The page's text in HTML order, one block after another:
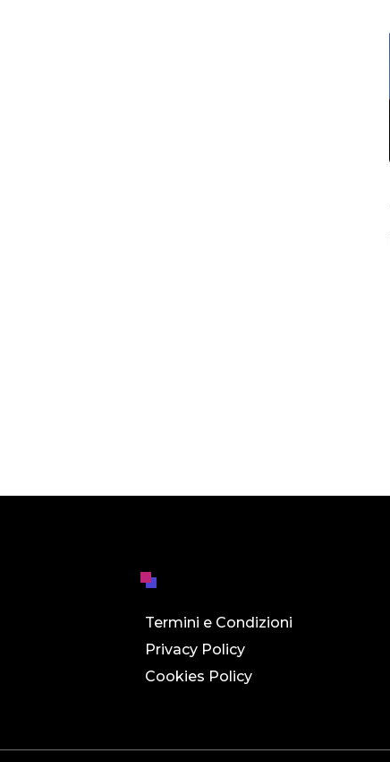
Termini e Condizioni
Privacy Policy
Cookies Policy